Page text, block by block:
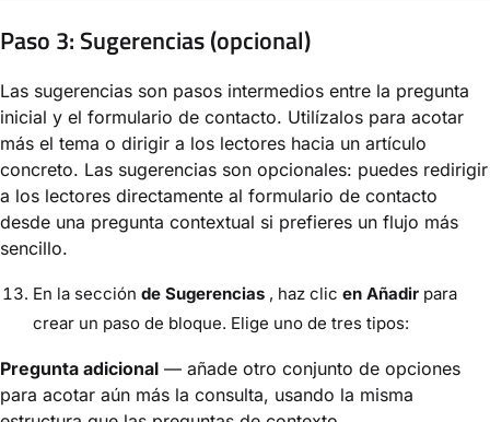
Paso 3: Sugerencias (opcional)
Las sugerencias son pasos intermedios entre la pregunta
inicial y el formulario de contacto. Utilízalos para acotar
más el tema o dirigir a los lectores hacia un artículo
concreto. Las sugerencias son opcionales: puedes redirigir
a los lectores directamente al formulario de contacto
desde una pregunta contextual si prefieres un flujo más
sencillo.
En la sección de Sugerencias , haz clic en Añadir para
crear un paso de bloque. Elige uno de tres tipos:
Pregunta adicional — añade otro conjunto de opciones
para acotar aún más la consulta, usando la misma